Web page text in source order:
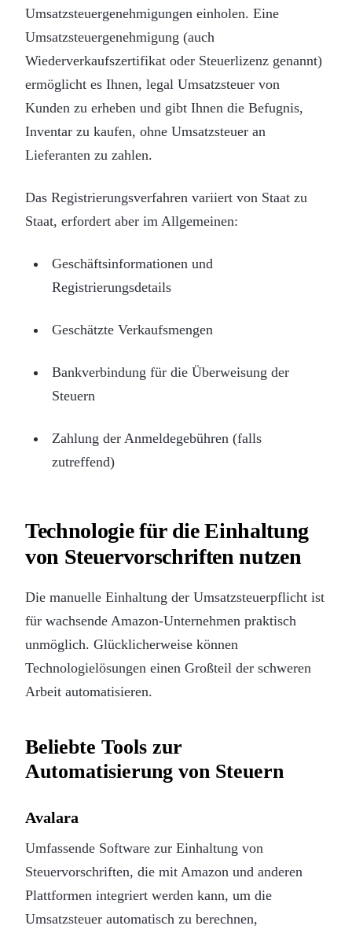
Umsatzsteuergenehmigungen einholen. Eine
Umsatzsteuergenehmigung (auch
Wiederverkaufszertifikat oder Steuerlizenz genannt)
ermöglicht es Ihnen, legal Umsatzsteuer von
Kunden zu erheben und gibt Ihnen die Befugnis,
Inventar zu kaufen, ohne Umsatzsteuer an
Lieferanten zu zahlen.
Das Registrierungsverfahren variiert von Staat zu
Staat, erfordert aber im Allgemeinen:
Geschäftsinformationen und
Registrierungsdetails
Geschätzte Verkaufsmengen
Bankverbindung für die Überweisung der
Steuern
Zahlung der Anmeldegebühren (falls
zutreffend)
Technologie für die Einhaltung
von Steuervorschriften nutzen
Die manuelle Einhaltung der Umsatzsteuerpflicht ist
für wachsende Amazon-Unternehmen praktisch
unmöglich. Glücklicherweise können
Technologielösungen einen Großteil der schweren
Arbeit automatisieren.
Beliebte Tools zur
Automatisierung von Steuern
Avalara
Umfassende Software zur Einhaltung von
Steuervorschriften, die mit Amazon und anderen
Plattformen integriert werden kann, um die
Umsatzsteuer automatisch zu berechnen,